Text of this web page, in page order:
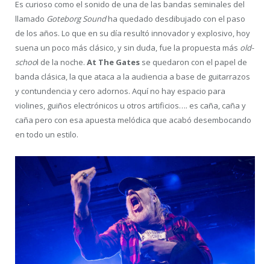
Es curioso como el sonido de una de las bandas seminales del
llamado Goteborg Soundha quedado desdibujado con el paso
de los años. Lo que en su día resultó innovador y explosivo, hoy
suena un poco más clásico, y sin duda, fue la propuesta más old-
school de la noche. At The Gates se quedaron con el papel de
banda clásica, la que ataca a la audiencia a base de guitarrazos
y contundencia y cero adornos. Aquí no hay espacio para
violines, guiños electrónicos u otros artificios…. es caña, caña y
caña pero con esa apuesta melódica que acabó desembocando
en todo un estilo.